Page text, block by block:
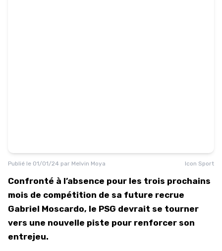
Publié le 01/01/24 par Melvin Moya Icon Sport
Confronté à l’absence pour les trois prochains
mois de compétition de sa future recrue
Gabriel Moscardo, le PSG devrait se tourner
vers une nouvelle piste pour renforcer son
entrejeu.